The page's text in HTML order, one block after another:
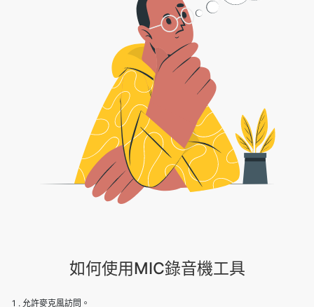
如何使用MIC錄音機工具
1 . 允許麥克風訪問。